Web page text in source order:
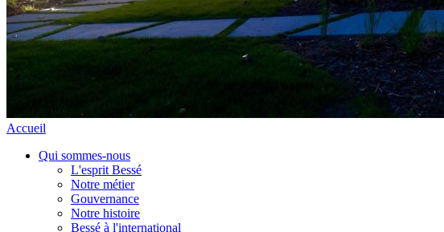
Accueil
Qui sommes-nous
L'esprit Bessé
Notre métier
Gouvernance
Notre histoire
Bessé à l'international